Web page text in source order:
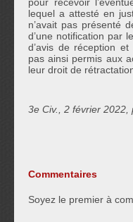
lequel a attesté en
n’avait pas présenté
d’une notification par
d’avis de réception
pas ainsi permis aux
leur droit de
3e Civ., 2 février 2022,
Commentaires
Soyez le premier à